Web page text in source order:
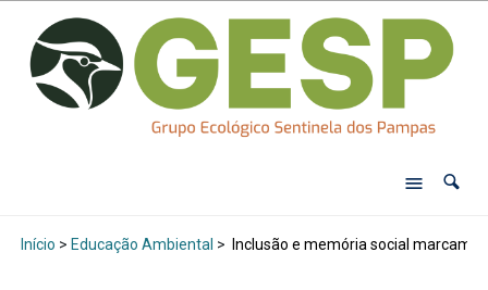
Início > Educação Ambiental > Inclusão e memória social marcam